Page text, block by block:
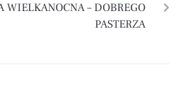
WIELKANOCNA – DOBREGO
PASTERZA